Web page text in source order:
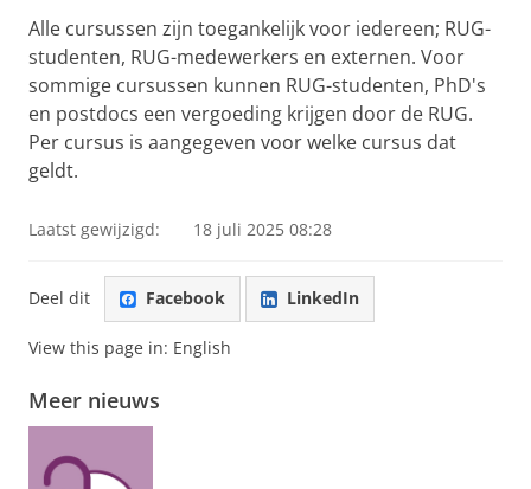
Alle cursussen zijn toegankelijk voor iedereen; RUG-
studenten, RUG-medewerkers en externen. Voor
sommige cursussen kunnen RUG-studenten, PhD's
en postdocs een vergoeding krijgen door de RUG.
Per cursus is aangegeven voor welke cursus dat
geldt.
Laatst gewijzigd: 18 juli 2025 08:28
Deel dit Facebook LinkedIn
View this page in: English
Meer nieuws